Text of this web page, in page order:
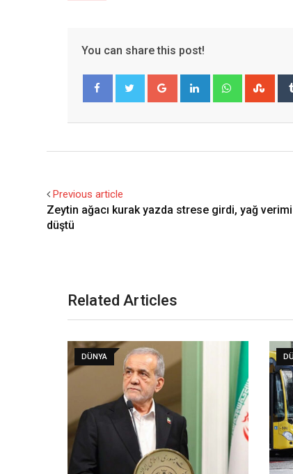
You can share this post!
Google+ LinkedIn Whatsapp
Previous article
Zeytin ağacı kurak yazda strese girdi, yağ
düştü
Related Articles
DÜNYA